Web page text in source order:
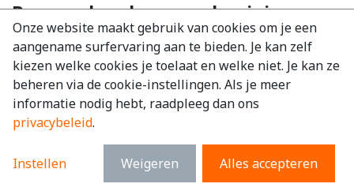
Bumper beschermer aluminium
Opel Movano 2024+
EAN: 6097253433420
€109,36excl. BTW
€132,33 incl. BTW
Onze website maakt gebruik van cookies om je een
aangename surfervaring aan te bieden. Je kan zelf
kiezen welke cookies je toelaat en welke niet. Je kan ze
beheren via de cookie-instellingen. Als je meer
informatie nodig hebt, raadpleeg dan ons
privacybeleid.
Instellen Weigeren Alles accepteren